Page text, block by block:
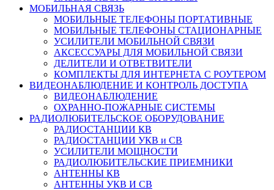
МОБИЛЬНАЯ СВЯЗЬ
МОБИЛЬНЫЕ ТЕЛЕФОНЫ ПОРТАТИВНЫЕ
МОБИЛЬНЫЕ ТЕЛЕФОНЫ СТАЦИОНАРНЫЕ
УСИЛИТЕЛИ МОБИЛЬНОЙ СВЯЗИ
АКСЕССУАРЫ ДЛЯ МОБИЛЬНОЙ СВЯЗИ
ДЕЛИТЕЛИ И ОТВЕТВИТЕЛИ
КОМПЛЕКТЫ ДЛЯ ИНТЕРНЕТА С РОУТЕРОМ
ВИДЕОНАБЛЮДЕНИЕ И КОНТРОЛЬ ДОСТУПА
ВИДЕОНАБЛЮДЕНИЕ
ОХРАННО-ПОЖАРНЫЕ СИСТЕМЫ
РАДИОЛЮБИТЕЛЬСКОЕ ОБОРУДОВАНИЕ
РАДИОСТАНЦИИ КВ
РАДИОСТАНЦИИ УКВ и СВ
УСИЛИТЕЛИ МОЩНОСТИ
РАДИОЛЮБИТЕЛЬСКИЕ ПРИЕМНИКИ
АНТЕННЫ КВ
АНТЕННЫ УКВ И СВ